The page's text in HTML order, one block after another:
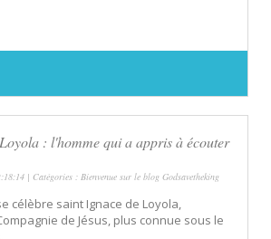
: l'homme qui a appris à écouter
| Catégories : Bienvenue sur le blog Godsavetheking
célèbre saint Ignace de Loyola,
de Jésus, plus connue sous le